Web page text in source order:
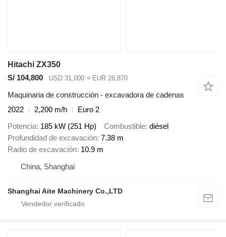
Hitachi ZX350
S/ 104,800
USD 31,000 ≈ EUR 26,870
Maquinaria de construcción - excavadora de cadenas
2022
2,200 m/h
Euro 2
Potencia 185 kW (251 Hp) Combustible diésel
Profundidad de excavación 7.38 m
Radio de excavación 10.9 m
China, Shanghai
Shanghai Aite Machinery Co.,LTD